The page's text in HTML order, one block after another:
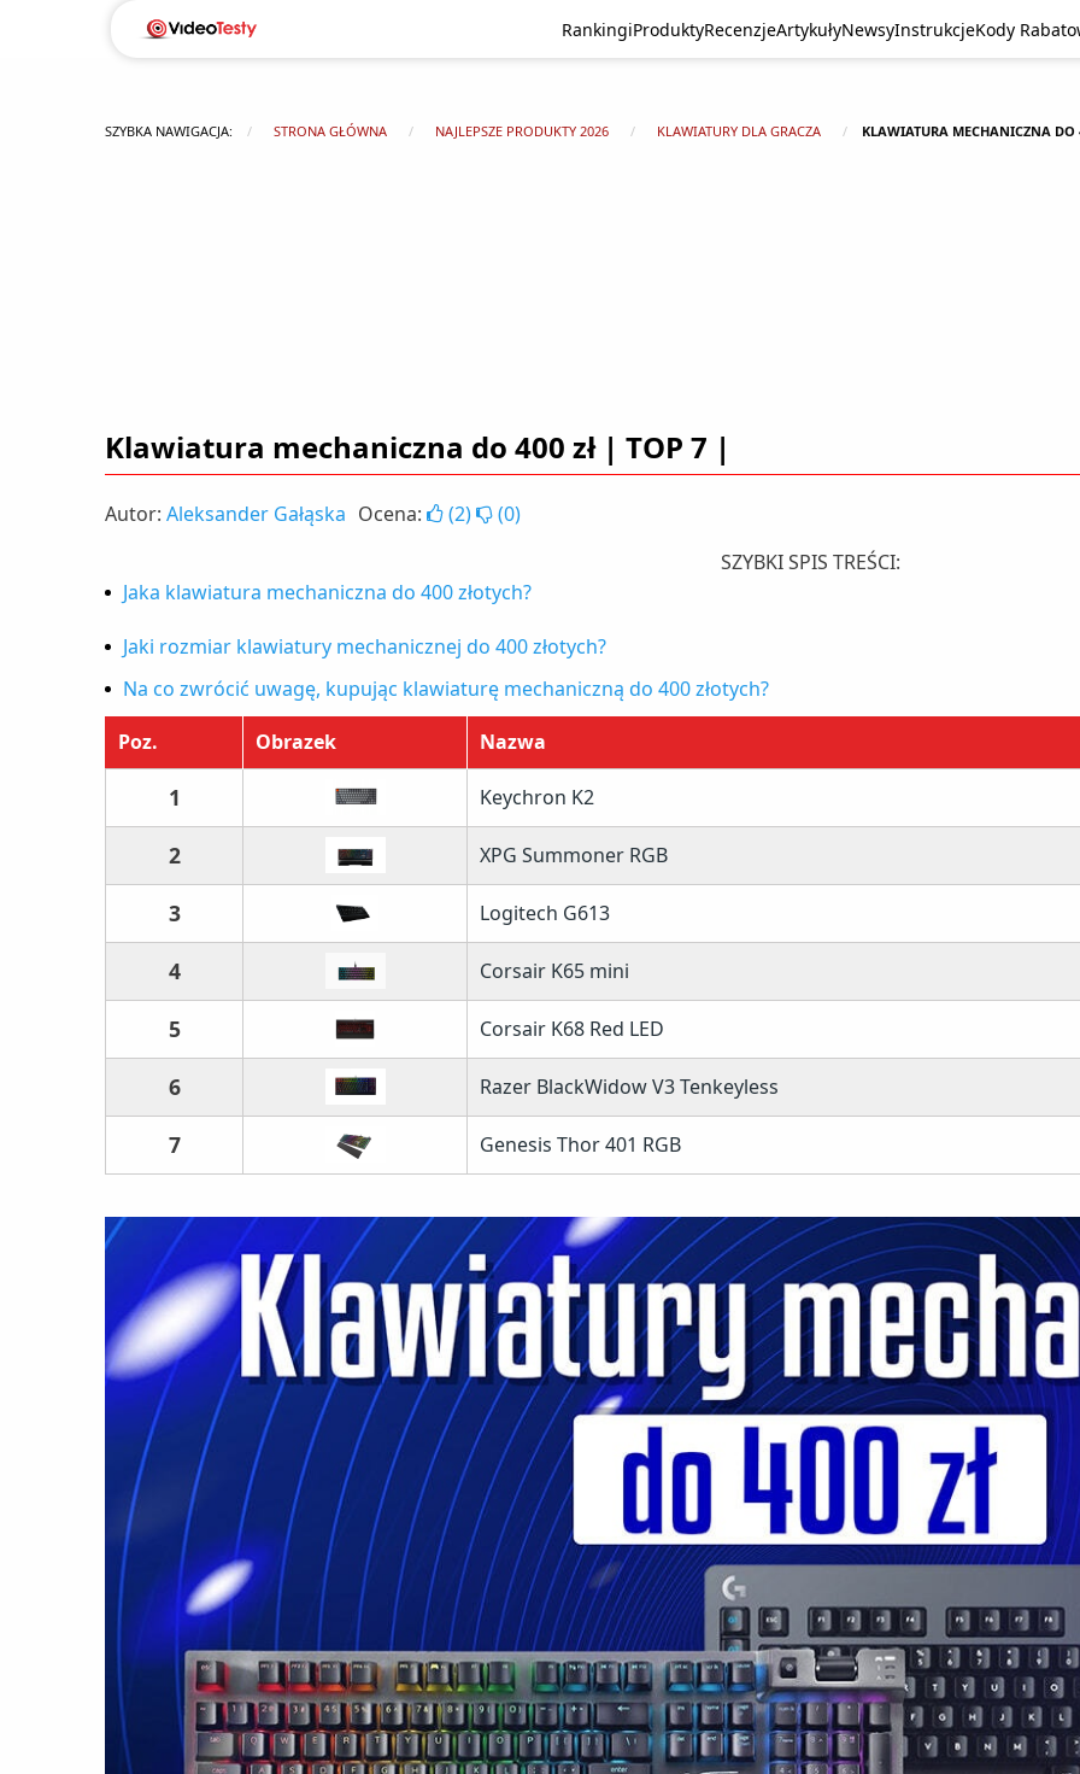
RankingiProduktyRecenzjeArtykułyNewsyInstrukcjeKody
SZYBKA NAWIGACJA: STRONA GŁÓWNA NAJLEPSZE PRODUKTY 2026 KLAWIATURY DLA GRACZA KLAWIATURA MECHANICZNA
Klawiatura mechaniczna do 400 zł | TOP 7 |
Autor: Aleksander Gałąska Ocena: (2) (0)
SZYBKI SPIS TREŚCI:
Jaka klawiatura mechaniczna do 400 złotych?
1. Keychron K2
2. XPG Summoner RGB
3. Logitech G613
5. Corsair K68 Red LED
6. Razer BlackWidow V3 Tenkeyless
7. Genesis Thor 401 RGB
Jaki rozmiar klawiatury mechanicznej do 400 złotych?
Na co zwrócić uwagę, kupując klawiaturę mechaniczną do 400 złotych?
Poz.
Obrazek Nazwa
1 Keychron K2
2 XPG Summoner RGB
3 Logitech G613
4 Corsair K65 mini
5 Corsair K68 Red LED
6 Razer BlackWidow V3 Tenkeyless
7 Genesis Thor 401 RGB